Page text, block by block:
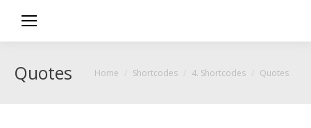
Quotes You are here:
Home Shortcodes 4. Shortcodes Quotes